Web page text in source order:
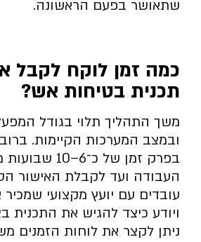
שתאושר בפעם הראשונה.
כמה זמן לוקח לקבל
תכנית בטיחות אש?
משך התהליך תלוי בגודל
ובמצב המערכות הקיימות.
בפרק זמן של
העבודה ועד לקבלת האישור
עובדים עם יועץ מקצועי
ויודע כיצד להגיש את התכנית
ניתן לקצר את לוחות הזמנים